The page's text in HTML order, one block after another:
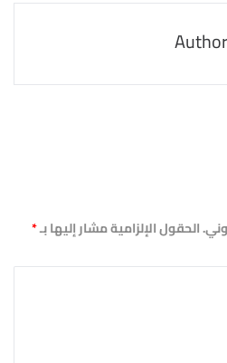
الحقول الإلزامية مشار إليها بـ*